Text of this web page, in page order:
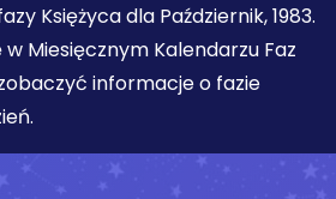
Księżyca dla Październik, 1983.
Miesięcznym Kalendarzu Faz
informacje o fazie